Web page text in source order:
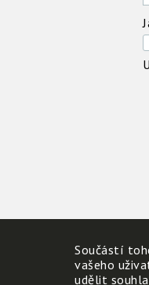
Součástí
vašeho
udělit